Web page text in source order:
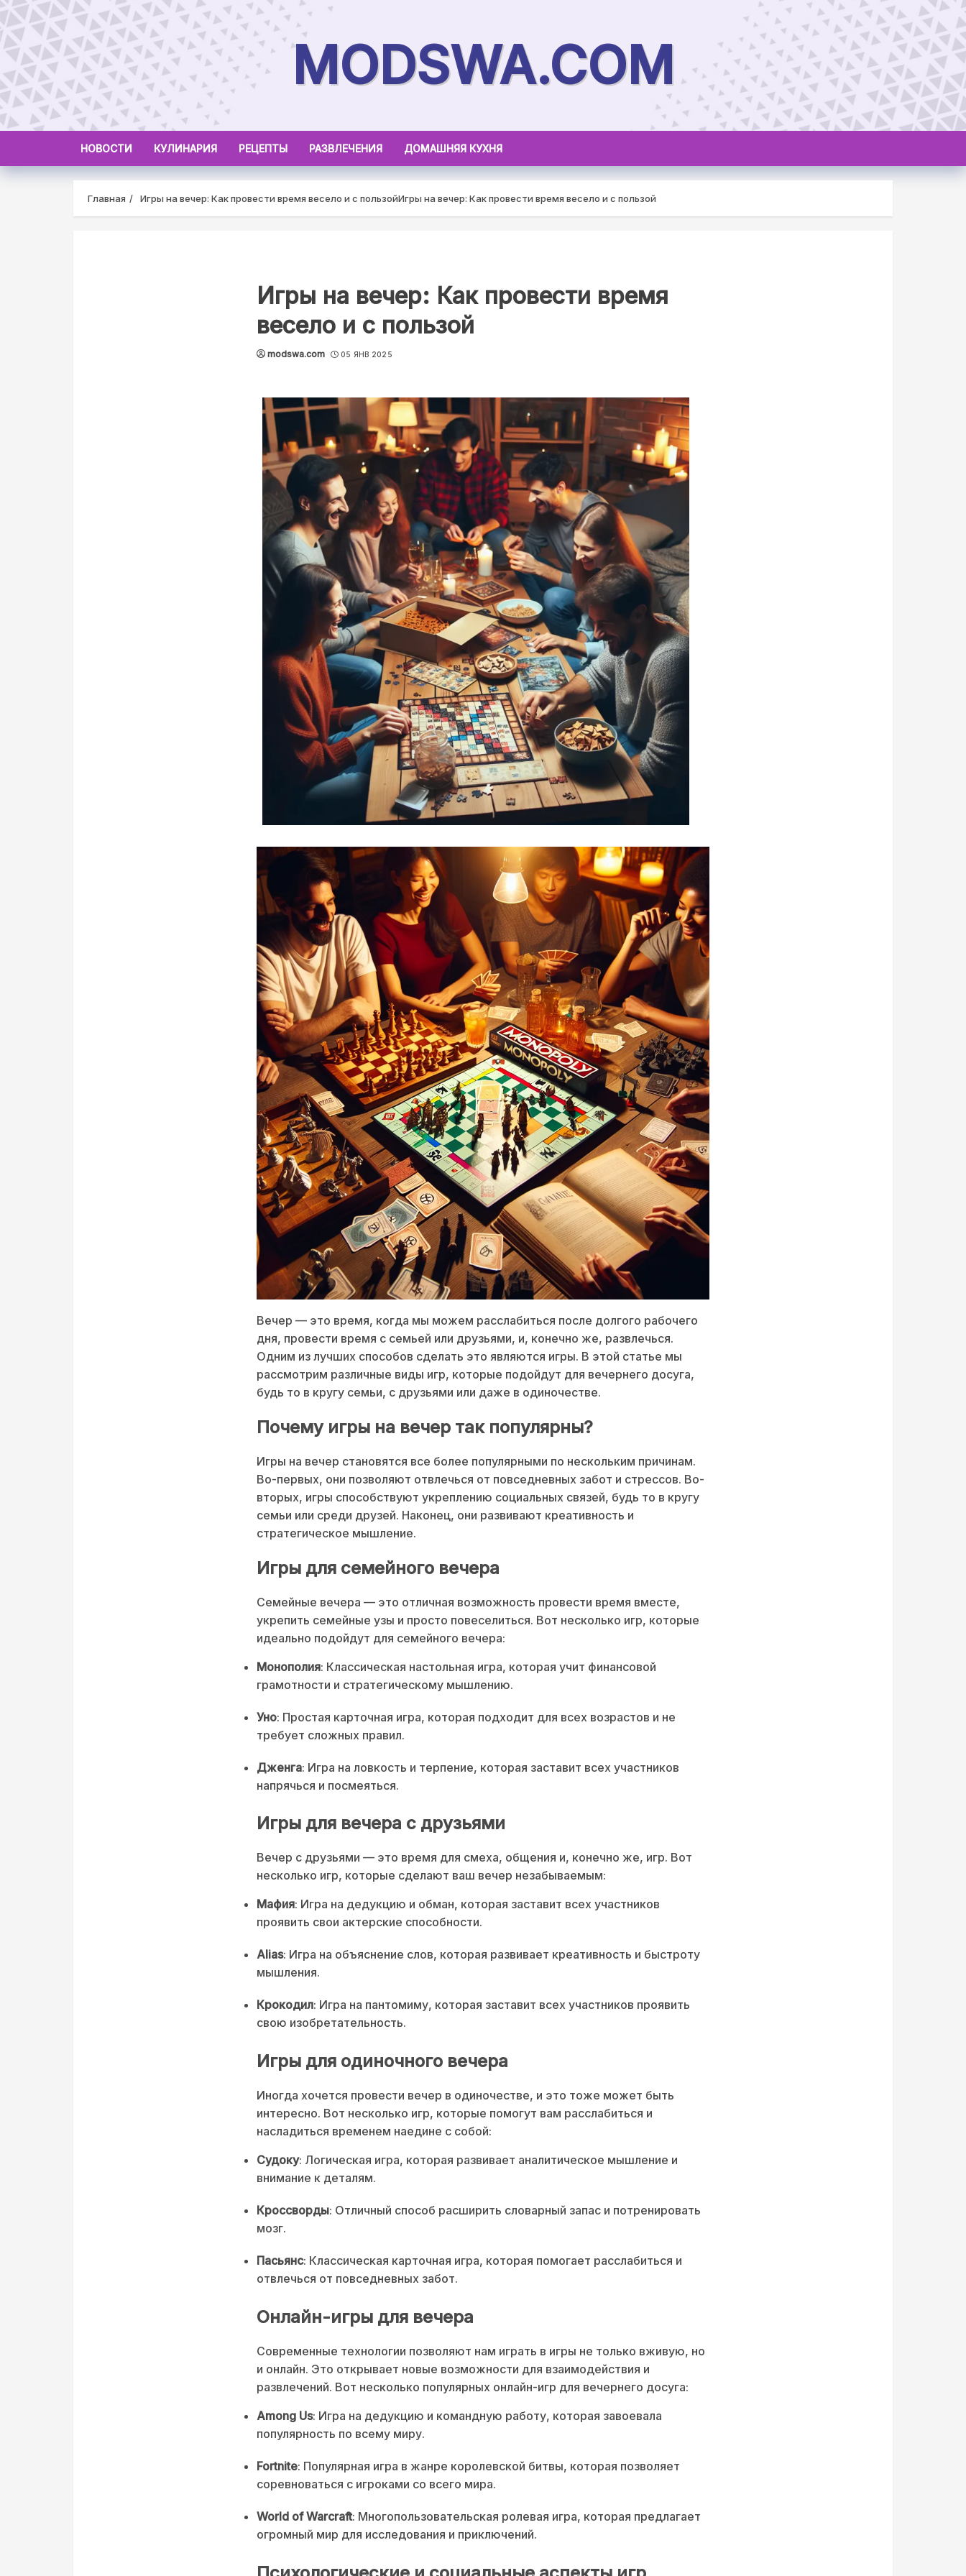
Skip
to
content
MODSWA.COM
НОВОСТИ КУЛИНАРИЯ РЕЦЕПТЫ РАЗВЛЕЧЕНИЯ ДОМАШНЯЯ КУХНЯ
Главная Игры на вечер: Как провести время весело и с пользойИгры на вечер: Как провести время весело и с пользой
Игры на вечер: Как провести время
весело и с пользой
modswa.com 05 ЯНВ 2025
Вечер — это время, когда мы можем расслабиться после долгого рабочего
дня, провести время с семьей или друзьями, и, конечно же, развлечься.
Одним из лучших способов сделать это являются игры. В этой статье мы
рассмотрим различные виды игр, которые подойдут для вечернего досуга,
будь то в кругу семьи, с друзьями или даже в одиночестве.
Почему игры на вечер так популярны?
Игры на вечер становятся все более популярными по нескольким причинам.
Во-первых, они позволяют отвлечься от повседневных забот и стрессов. Во-
вторых, игры способствуют укреплению социальных связей, будь то в кругу
семьи или среди друзей. Наконец, они развивают креативность и
стратегическое мышление.
Игры для семейного вечера
Семейные вечера — это отличная возможность провести время вместе,
укрепить семейные узы и просто повеселиться. Вот несколько игр, которые
идеально подойдут для семейного вечера:
Монополия: Классическая настольная игра, которая учит финансовой
грамотности и стратегическому мышлению.
Уно: Простая карточная игра, которая подходит для всех возрастов и не
требует сложных правил.
Дженга: Игра на ловкость и терпение, которая заставит всех участников
напрячься и посмеяться.
Игры для вечера с друзьями
Вечер с друзьями — это время для смеха, общения и, конечно же, игр. Вот
несколько игр, которые сделают ваш вечер незабываемым:
Мафия: Игра на дедукцию и обман, которая заставит всех участников
проявить свои актерские способности.
Alias: Игра на объяснение слов, которая развивает креативность и быстроту
мышления.
Крокодил: Игра на пантомиму, которая заставит всех участников проявить
свою изобретательность.
Игры для одиночного вечера
Иногда хочется провести вечер в одиночестве, и это тоже может быть
интересно. Вот несколько игр, которые помогут вам расслабиться и
насладиться временем наедине с собой:
Судоку: Логическая игра, которая развивает аналитическое мышление и
внимание к деталям.
Кроссворды: Отличный способ расширить словарный запас и потренировать
мозг.
Пасьянс: Классическая карточная игра, которая помогает расслабиться и
отвлечься от повседневных забот.
Онлайн-игры для вечера
Современные технологии позволяют нам играть в игры не только вживую, но
и онлайн. Это открывает новые возможности для взаимодействия и
развлечений. Вот несколько популярных онлайн-игр для вечернего досуга:
Among Us: Игра на дедукцию и командную работу, которая завоевала
популярность по всему миру.
Fortnite: Популярная игра в жанре королевской битвы, которая позволяет
соревноваться с игроками со всего мира.
World of Warcraft: Многопользовательская ролевая игра, которая предлагает
огромный мир для исследования и приключений.